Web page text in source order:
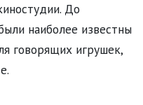
До
наиболее известны
говорящих игрушек,